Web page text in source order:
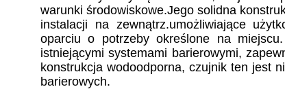
warunki środowiskowe.Jego solidna
instalacji na zewnątrz.umożliwiające
oparciu o potrzeby określone na
istniejącymi systemami barierowymi,
konstrukcja wodoodporna, czujnik ten jest
barierowych.